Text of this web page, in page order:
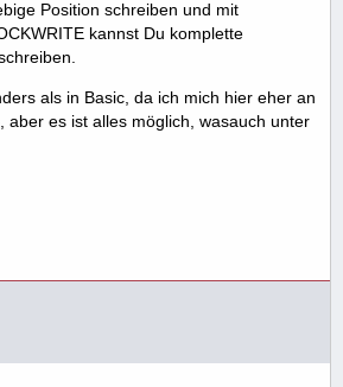
Position schreiben und mit
kannst Du komplette
als in Basic, da ich mich hier eher an
aber es ist alles möglich, wasauch unter